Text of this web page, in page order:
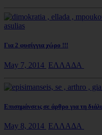
Για 2 φυσίγγια χώρο !!!
May 7, 2014 ΕΛΛΑΔΑ
Επισημάνσεις σε άρθρο για τη
May 8, 2014 ΕΛΛΑΔΑ